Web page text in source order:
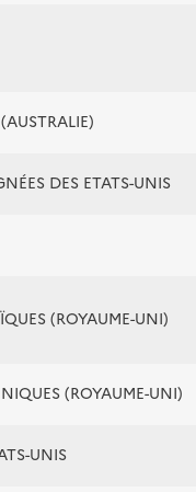
DES ETATS-UNIS
(ROYAUME-UNI)
(ROYAUME-UNI)
UNIS